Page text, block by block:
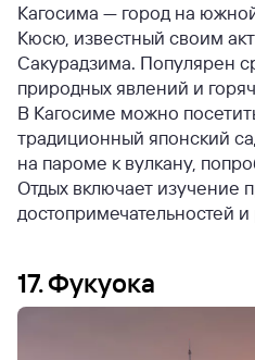
Кагосима — город на
Кюсю, известный своим
Сакурадзима. Популярен
природных явлений и
В Кагосиме можно
традиционный японский
на пароме к вулкану,
Отдых включает изучение
достопримечательностей
17. Фукуока